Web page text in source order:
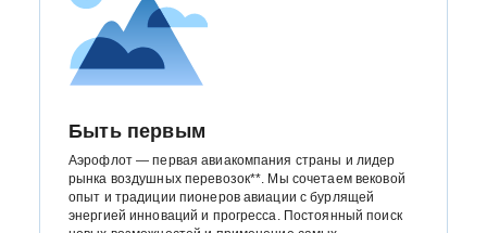
Быть первым
Аэрофлот — первая авиакомпания страны и лидер
рынка воздушных перевозок**. Мы сочетаем вековой
опыт и традиции пионеров авиации с бурлящей
энергией инноваций и прогресса. Постоянный поиск